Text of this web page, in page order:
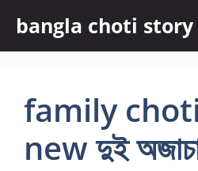
content
bangla choti story
family
new দুই